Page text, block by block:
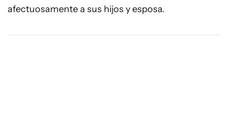
afectuosamente a sus hijos y esposa.